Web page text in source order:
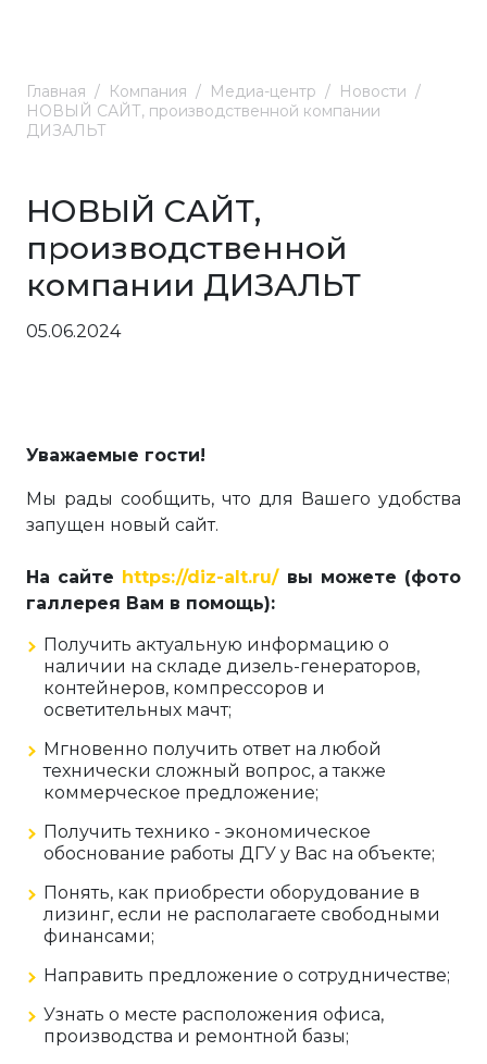
Главная Компания Медиа-центр
Новости
НОВЫЙ САЙТ, производственной компании
ДИЗАЛЬТ
НОВЫЙ САЙТ,
производственной
компании ДИЗАЛЬТ
05.06.2024
Уважаемые гости!
Мы рады сообщить, что для Вашего удобства
запущен новый сайт.
На сайте https://diz-alt.ru/вы можете (фото
галлерея Вам в помощь):
Получить актуальную информацию о
наличии на складе дизель-генераторов,
контейнеров, компрессоров и
осветительных мачт;
Мгновенно получить ответ на любой
технически сложный вопрос, а также
коммерческое предложение;
Получить технико - экономическое
обоснование работы ДГУ у Вас на объекте;
Понять, как приобрести оборудование в
лизинг, если не располагаете свободными
финансами;
Направить предложение о сотрудничестве;
Узнать о месте расположения офиса,
производства и ремонтной базы;